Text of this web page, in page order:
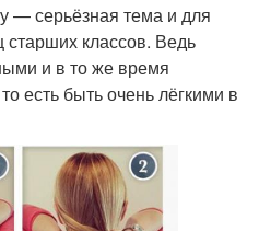
— серьёзная тема и для
классов. Ведь
и в то же время
есть быть очень лёгкими в